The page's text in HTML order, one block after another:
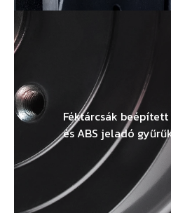
Féktárcsák
és ABS jeladó